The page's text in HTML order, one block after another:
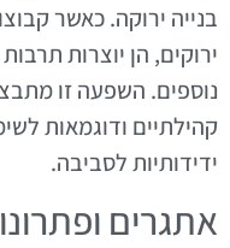
בנייה ירוקה. כאשר
ירוקים, הן יוצרות
נוספים. השפעה זו
קהילתיים ודוגמאות
ידידותיות לסביבה.
אתגרים